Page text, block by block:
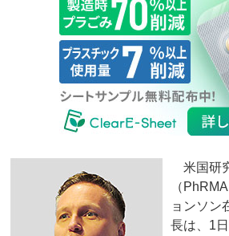
米国研
（
ョンソン
長は、1